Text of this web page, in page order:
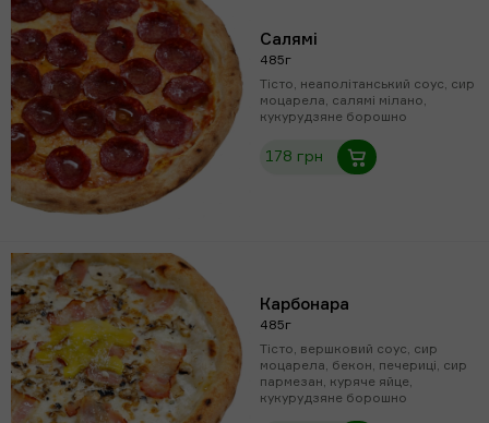
Салямі
485г
Тісто, неаполітанський соус, сир
моцарела, салямі мілано,
кукурудзяне борошно
178 грн
Карбонара
485г
Тісто, вершковий соус, сир
моцарела, бекон, печериці, сир
пармезан, куряче яйце,
кукурудзяне борошно